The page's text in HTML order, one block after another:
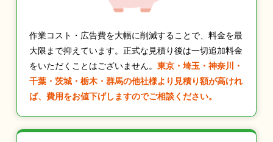
作業コスト・広告費を大幅に削減することで、料金を最
大限まで抑えています。正式な見積り後は一切追加料金
をいただくことはございません。 東京・埼玉・神奈川・
千葉・茨城・栃木・群馬の他社様より見積り額が高けれ
ば、費用をお値下げしますのでご相談ください。